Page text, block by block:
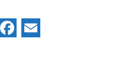
Facebook